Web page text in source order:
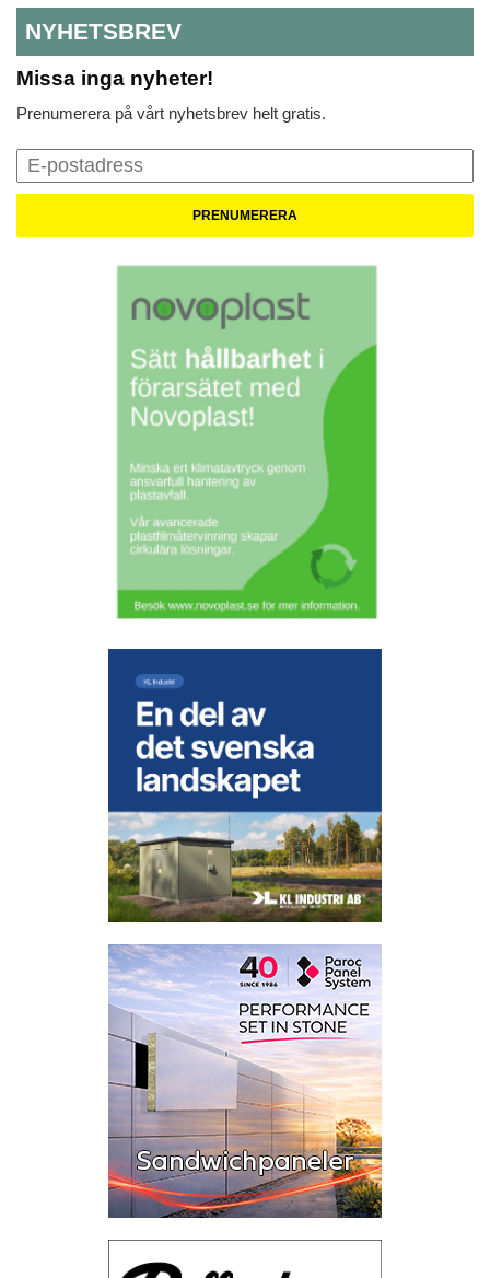
NYHETSBREV
Missa inga nyheter!
Prenumerera på vårt nyhetsbrev helt gratis.